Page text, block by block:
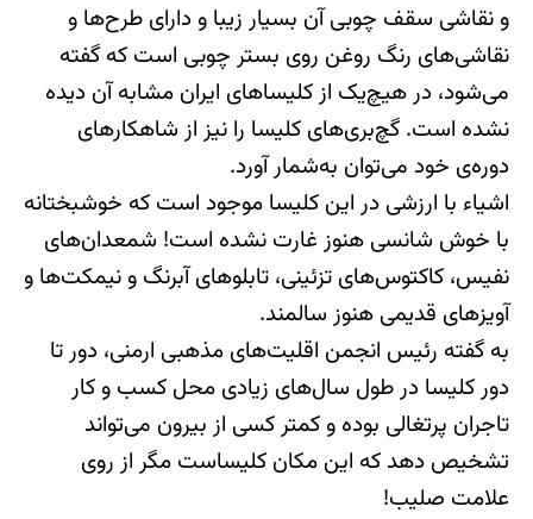
و نقاشی سقف چوبی آن بسیار زیبا و دارای طرح‌ها و
نقاشی‌های رنگ روغن روی بستر چوبی است که گفته
می‌شود، در هیچ‌یک از کلیساهای ایران مشابه آن دیده
نشده است. گچ‌بری‌های کلیسا را نیز از شاهکارهای
دوره‌ی خود می‌توان به‌شمار آورد.
اشیاء با ارزشی در این کلیسا موجود است که خوشبختانه
با خوش شانسی هنوز غارت نشده است! شمعدان‌های
نفیس، کاکتوس‌های تزئینی، تابلوهای آبرنگ و نیمکت‌ها و
آویزهای قدیمی هنوز سالمند.
به گفته رئیس انجمن اقلیت‌های مذهبی ارمنی، دور تا
دور کلیسا در طول سال‌های زیادی محل کسب و کار
تاجران پرتغالی بوده و کمتر کسی از بیرون می‌تواند
تشخیص دهد که این مکان کلیساست مگر از روی
علامت صلیب!